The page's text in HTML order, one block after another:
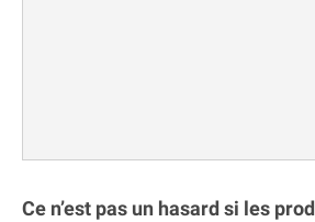
Ce n’est pas un hasard si les